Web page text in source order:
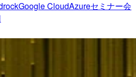
Google CloudAzureセミナー会